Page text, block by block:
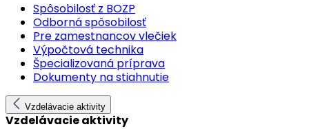
Spôsobilosť z BOZP
Odborná spôsobilosť
Pre zamestnancov vlečiek
Výpočtová technika
Špecializovaná príprava
Dokumenty na stiahnutie
Vzdelávacie aktivity
Vzdelávacie aktivity